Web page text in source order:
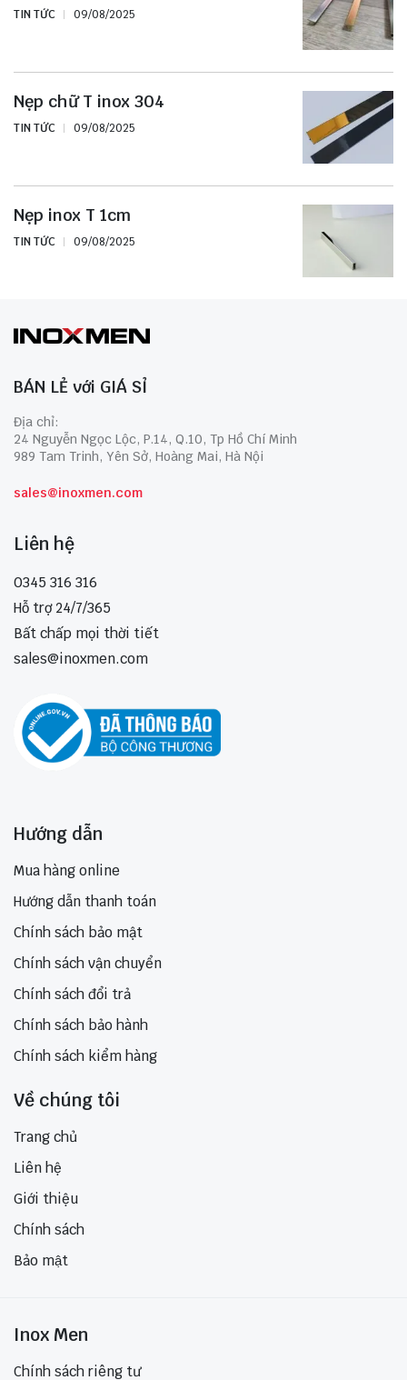
TIN TỨC 09/08/2025
Nẹp chữ T inox 304
TIN TỨC 09/08/2025
Nẹp inox T 1cm
TIN TỨC 09/08/2025
BÁN LẺ với GIÁ SỈ
Địa chỉ:
24 Nguyễn Ngọc Lộc, P.14, Q.10, Tp Hồ Chí Minh
989 Tam Trinh, Yên Sở, Hoàng Mai, Hà Nội
sales@inoxmen.com
Liên hệ
0345 316 316
Hỗ trợ 24/7/365
Bất chấp mọi thời tiết
sales@inoxmen.com
Hướng dẫn
Mua hàng online
Hướng dẫn thanh toán
Chính sách bảo mật
Chính sách vận chuyển
Chính sách đổi trả
Chính sách bảo hành
Chính sách kiểm hàng
Về chúng tôi
Trang chủ
Liên hệ
Giới thiệu
Chính sách
Bảo mật
Inox Men
Chính sách riêng tư